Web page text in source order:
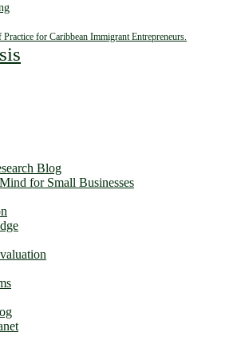
for Caribbean Immigrant Entrepreneurs.
Blog
for Small Businesses